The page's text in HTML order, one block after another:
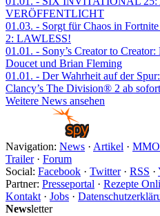
VERÖFFENTLICHT
01.03. - Sorgt für Chaos in
2: LAWLESS!
01.01. - Sony’s Creator to
Doucet und Brian Fleming
01.01. - Der Wahrheit auf der
Clancy’s The Division® 2 ab
Weitere News ansehen
Navigation: News · Artikel ·
Trailer· Forum
Social: Facebook · Twitter· RSS ·
Partner: Presseportal · Rezepte
Kontakt · Jobs ·
Newsletter